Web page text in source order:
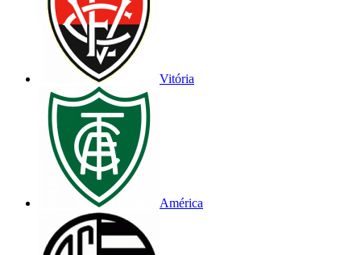
Vitória
América